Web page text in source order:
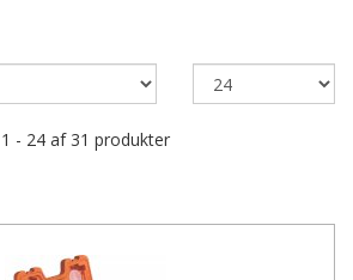
1 - 24 af 31 produkter